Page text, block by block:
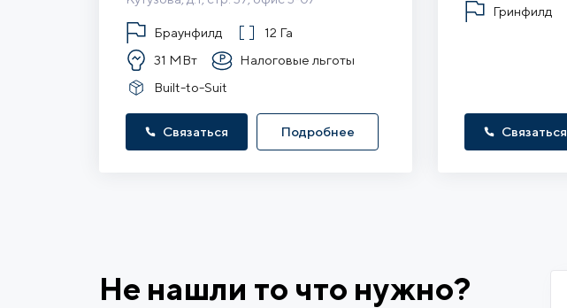
Браунфилд
12 Га
31 МВт
Налоговые льготы
Built-to-Suit
Связаться Подробнее
Гринфилд
Связаться
Не нашли то что нужно?